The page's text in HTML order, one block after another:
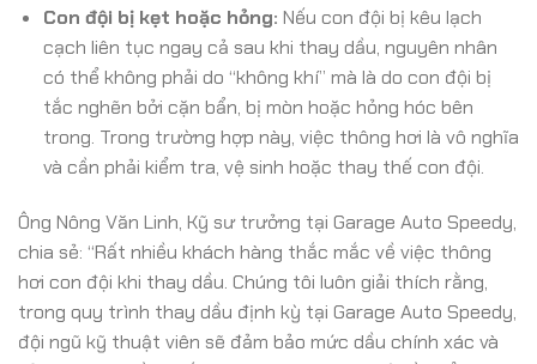
Con đội bị kẹt hoặc hỏng: Nếu con đội bị kêu lạch
cạch liên tục ngay cả sau khi thay dầu, nguyên nhân
có thể không phải do “không khí” mà là do con đội bị
tắc nghẽn bởi cặn bẩn, bị mòn hoặc hỏng hóc bên
trong. Trong trường hợp này, việc thông hơi là vô nghĩa
và cần phải kiểm tra, vệ sinh hoặc thay thế con đội.
Ông Nông Văn Linh, Kỹ sư trưởng tại Garage Auto Speedy,
chia sẻ: “Rất nhiều khách hàng thắc mắc về việc thông
hơi con đội khi thay dầu. Chúng tôi luôn giải thích rằng,
trong quy trình thay dầu định kỳ tại Garage Auto Speedy,
đội ngũ kỹ thuật viên sẽ đảm bảo mức dầu chính xác và